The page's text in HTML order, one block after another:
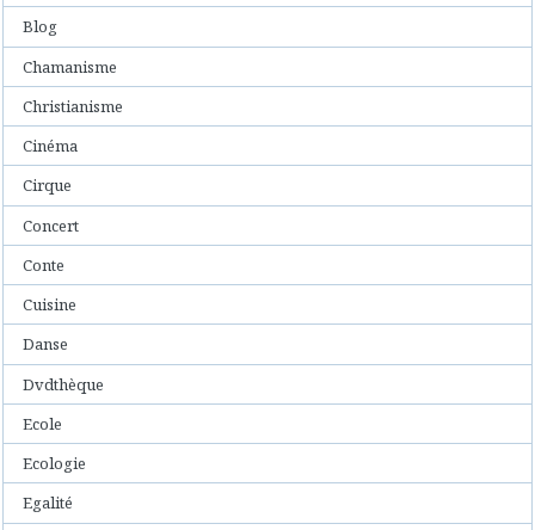
Blog
Chamanisme
Christianisme
Cinéma
Cirque
Concert
Conte
Cuisine
Danse
Dvdthèque
Ecole
Ecologie
Egalité